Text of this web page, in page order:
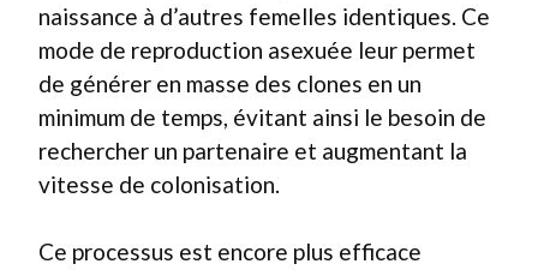
naissance à d’autres femelles identiques. Ce
mode de reproduction asexuée leur permet
de générer en masse des clones en un
minimum de temps, évitant ainsi le besoin de
rechercher un partenaire et augmentant la
vitesse de colonisation.
Ce processus est encore plus efficace